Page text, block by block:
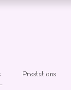
Prestations